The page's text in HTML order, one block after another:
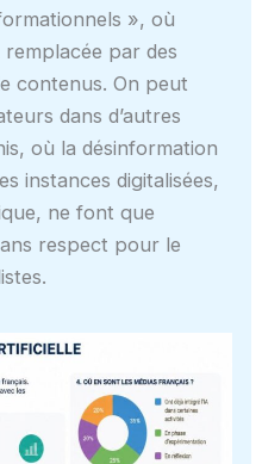
», où
par des
contenus. On peut
dans d’autres
où la désinformation
instances digitalisées,
ne font que
respect pour le